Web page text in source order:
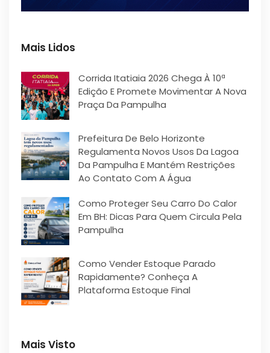
Mais Lidos
Corrida Itatiaia 2026 Chega À 10ª
Edição E Promete Movimentar A Nova
Praça Da Pampulha
Prefeitura De Belo Horizonte
Regulamenta Novos Usos Da Lagoa
Da Pampulha E Mantém Restrições
Ao Contato Com A Água
Como Proteger Seu Carro Do Calor
Em BH: Dicas Para Quem Circula Pela
Pampulha
Como Vender Estoque Parado
Rapidamente? Conheça A
Plataforma Estoque Final
Mais Visto